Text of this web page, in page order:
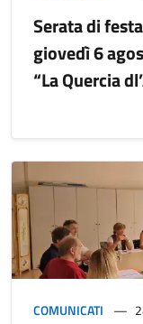
Serata di
giovedì 6
“La Quercia
COMUNICATI